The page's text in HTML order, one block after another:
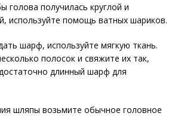
голова получилась круглой и
используйте помощь ватных шариков.
шарф, используйте мягкую ткань.
полосок и свяжите их так,
длинный шарф для
шляпы возьмите обычное головное